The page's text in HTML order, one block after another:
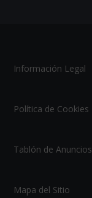
Información Legal
Política de Cookies
Tablón de Anuncios
Mapa del Sitio